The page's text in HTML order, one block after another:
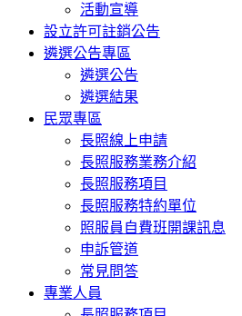
活動宣導
設立許可註銷公告
遴選公告專區
遴選公告
遴選結果
民眾專區
長照線上申請
長照服務業務介紹
長照服務項目
長照服務特約單位
照服員自費班開課訊息
申訴管道
常見問答
專業人員